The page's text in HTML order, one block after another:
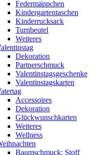
Federmäppchen
Kindergartentaschen
Kinderrucksack
Turnbeutel
Weiteres
Dekoration
Partnerschmuck
Valentinstagsgeschenke
Valentinstagskarten
Accessoires
Dekoration
Glückwunschkarten
Weiteres
Wellness
Baumschmuck: Stoff